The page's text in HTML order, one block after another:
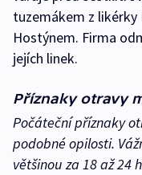
tuzemákem z likérky
Hostýnem. Firma
jejích linek.
Příznaky otravy
Počáteční příznaky
podobné opilosti.
většinou za 18 až 24